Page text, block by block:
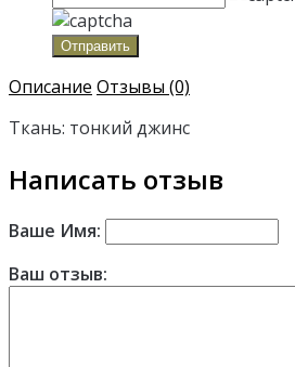
Отправить
Описание Отзывы (0)
Ткань: тонкий джинс
Написать отзыв
Ваше Имя:
Ваш отзыв: